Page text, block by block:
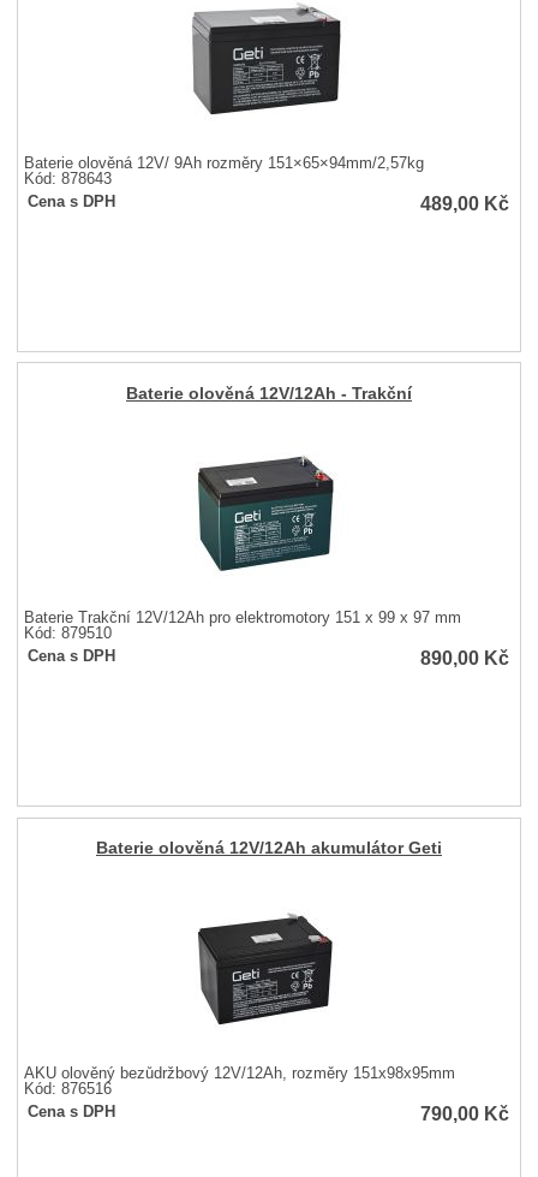
Baterie olověná 12V/ 9Ah rozměry 151×65×94mm/2,57kg
Kód: 878643
Cena s DPH
489,00 Kč
Baterie olověná 12V/12Ah - Trakční
Baterie Trakční 12V/12Ah pro elektromotory 151 x 99 x 97 mm
Kód: 879510
Cena s DPH
890,00 Kč
Baterie olověná 12V/12Ah akumulátor Geti
AKU olověný bezůdržbový 12V/12Ah, rozměry 151x98x95mm
Kód: 876516
Cena s DPH
790,00 Kč